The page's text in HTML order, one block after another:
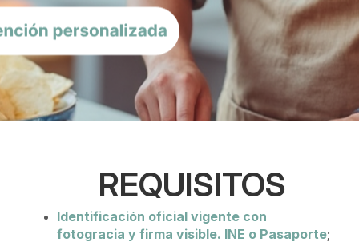
REQUISITOS
Identificación oficial vigente con
fotogracia y firma visible. INE o Pasaporte;